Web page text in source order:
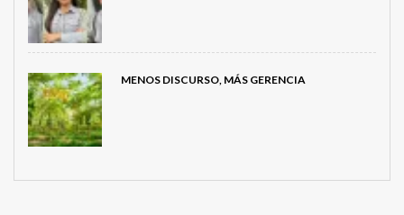
MENOS DISCURSO, MÁS GERENCIA